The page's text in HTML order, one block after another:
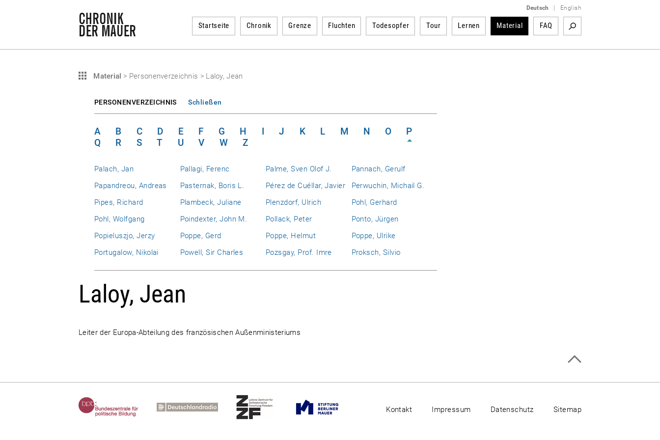
Deutsch English
Startseite Chronik Grenze Fluchten Todesopfer Tour Lernen Material FAQ
Material > Personenverzeichnis > Laloy, Jean
PERSONENVERZEICHNIS Schließen
A B C D E F G H I J K L M N O
P
Q
R S T U V W Z
Palach, Jan Pallagi, Ferenc Palme, Sven Olof J.
Pannach, Gerulf
Papandreou, Andreas
Pasternak, Boris L. Pérez de Cuéllar, Javier
Perwuchin, Michail G.
Pipes, Richard
Plambeck, Juliane Plenzdorf, Ulrich
Pohl, Gerhard
Pohl, Wolfgang
Poindexter, John M. Pollack, Peter
Ponto, Jürgen
Popieluszjo, Jerzy
Poppe, Gerd Poppe, Helmut
Poppe, Ulrike
Portugalow, Nikolai
Powell, Sir Charles Pozsgay, Prof. Imre Proksch, Silvio
Laloy, Jean
Leiter der Europa-Abteilung des französischen Außenministeriums
Kontakt Impressum Datenschutz Sitemap